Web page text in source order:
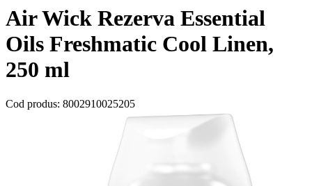
Air Wick Rezerva Essential
Oils Freshmatic Cool Linen,
250 ml
Cod produs: 8002910025205